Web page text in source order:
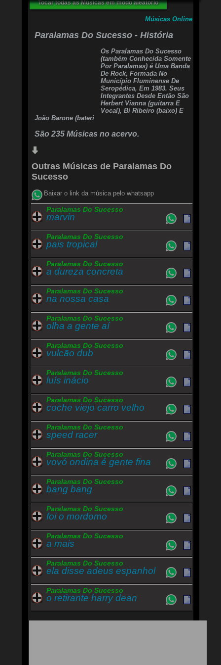
Levo você no olhar
Longe daqui
Meus sonhos vão te buscar
Eu sempre vou te esperar
Se é intuição
Aonde quer que eu vá
Aonde quer que eu vá
CHORUS
Longe de tudo
Meus sonhos vão te buscar
Volta pra mim
Vem pro meu mundo
Eu sempre vou te esperar
Tocar todas as Músicas em modo aleatório
Músicas Online
Paralamas Do Sucesso - História
Os Paralamas Do Sucesso
(também Conhecida Somente
Por Paralamas) é Uma Banda
De Rock, Formada No
Município Fluminense De
Seropédica, Em 1983. Seus
Integrantes Desde Então São
Herbert Vianna (guitarra E
Vocal), Bi Ribeiro (baixo) E
João Barone (bateri
São 235 Músicas no acervo.
Outras Músicas de Paralamas Do
Sucesso
Baixar o link da música pelo whatsapp
Paralamas Do Sucesso
marvin
Paralamas Do Sucesso
pais tropical
Paralamas Do Sucesso
a dureza concreta
Paralamas Do Sucesso
na nossa casa
Paralamas Do Sucesso
olha a gente aí
Paralamas Do Sucesso
vulcão dub
Paralamas Do Sucesso
luís inácio
Paralamas Do Sucesso
coche viejo carro velho
Paralamas Do Sucesso
speed racer
Paralamas Do Sucesso
vovó ondina é gente fina
Paralamas Do Sucesso
bang bang
Paralamas Do Sucesso
foi o mordomo
Paralamas Do Sucesso
a mais
Paralamas Do Sucesso
ela disse adeus espanhol
Paralamas Do Sucesso
o retirante harry dean